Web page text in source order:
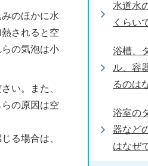
のほかに水
されると空
の気泡は小
い。また、
の原因は空
る場合は、
水道水
くらい
浴槽、
ル、容
るのは
浴室の
器など
はなぜ